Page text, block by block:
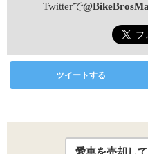
Twitterで
ツイートする